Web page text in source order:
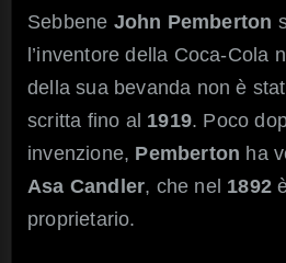
Sebbene John Pemberton
l’inventore della Coca-Cola
della sua bevanda non è
scritta fino al 1919. Poco
invenzione, Pemberton ha
Asa Candler, che nel 1892
proprietario.